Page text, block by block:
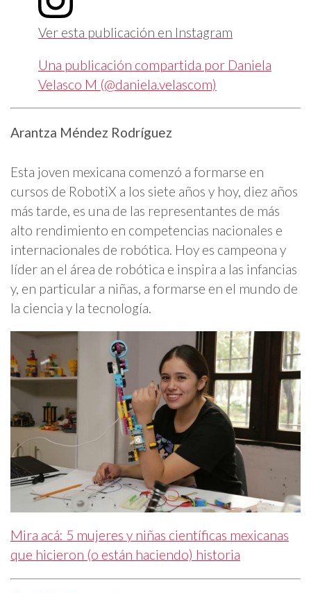
Ver esta publicación en Instagram
Una publicación compartida por Daniela
Velasco M (@daniela.velascom)
Arantza Méndez Rodríguez
Esta joven mexicana comenzó a formarse en
cursos de RobotiX a los siete años y hoy, diez años
más tarde, es una de las representantes de más
alto rendimiento en competencias nacionales e
internacionales de robótica. Hoy es campeona y
líder an el área de robótica e inspira a las infancias
y, en particular a niñas, a formarse en el mundo de
la ciencia y la tecnología.
Mira acá: 5 mujeres y niñas científicas mexicanas
que hicieron (o están haciendo) historia